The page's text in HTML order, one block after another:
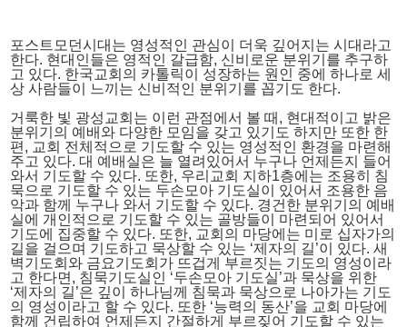
포스트모던시대는 영성적인 관심이 더욱 깊어지는 시대라고
한다. 현대인들은 영적인 갈급함, 신비로운 분위기를 추구하
고 있다. 한국교회의 카톨릭이 성장하는 원인 중에 하나로 세
상 사람들이 느끼는 신비적인 분위기를 꼽기도 한다.
거룩한 빛 광성교회는 이런 관점에서 볼 때, 현대적이고 밝은
분위기의 예배와 다양한 모임을 갖고 있기도 하지만 또한 한
편, 교회 전체적으로 기도할 수 있는 영성적인 환경을 마련해
주고 있다. 대 예배실은 늘 열려있어서 누구나 언제든지 들어
와서 기도할 수 있다. 또한, 우리교회 지하1층에는 조용히 침
묵으로 기도할 수 있는 두손모아 기도실이 있어서 조용한 음
악과 함께 누구나 와서 기도할 수 있다. 경건한 분위기의 예배
실에 개인적으로 기도할 수 있는 골방들이 마련되어 있어서
기도에 집중할 수 있다. 또한, 교회의 마당에는 미로 십자가의
길을 걸으며 기도하고 묵상할 수 있는 ‘제자의 길’이 있다. 새
벽기도회와 금요기도회가 뜨겁게 부르짓는 기도의 영성이라
고 한다면, 침묵기도실인 ‘두손모아 기도실’과 묵상을 위한
‘제자의 길’은 깊이 하나님께 침묵과 묵상으로 나아가는 기도
의 영성이라고 할 수 있다. 또한 ‘능력의 동산’을 교회 마당에
함께 건립하여 언제든지 간절하게 부르짖어 기도할 수 있는